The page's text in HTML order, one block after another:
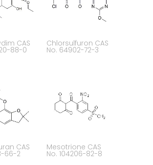
CAS
88-0
Chlorsulfuron CAS
No. 64902-72-3
CAS
66-2
Mesotrione CAS
No. 104206-82-8